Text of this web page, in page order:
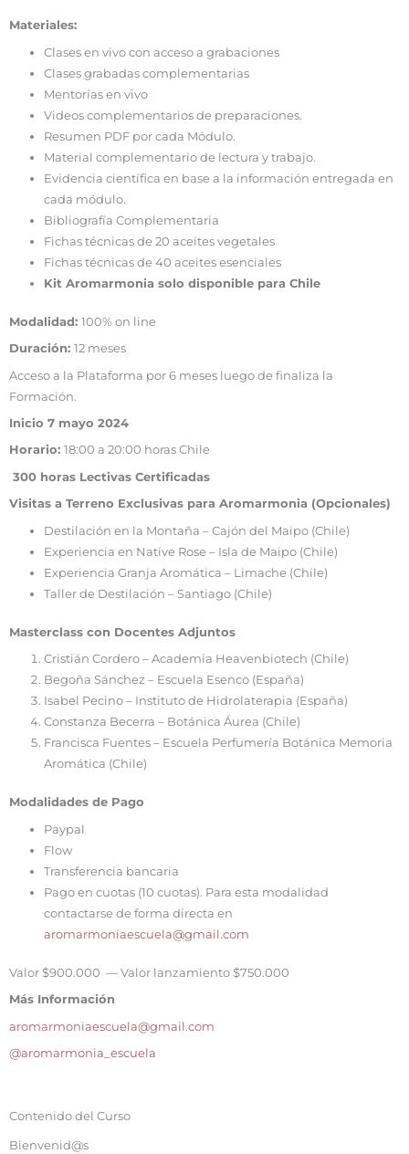
Materiales:
Clases en vivo con acceso a grabaciones
Clases grabadas complementarias
Mentorías en vivo
Videos complementarios de preparaciones.
Resumen PDF por cada Módulo.
Material complementario de lectura y trabajo.
Evidencia científica en base a la información entregada en
cada módulo.
Bibliografía Complementaria
Fichas técnicas de 20 aceites vegetales
Fichas técnicas de 40 aceites esenciales
Kit Aromarmonia solo disponible para Chile
Modalidad: 100% on line
Duración: 12 meses
Acceso a la Plataforma por 6 meses luego de finaliza la
Formación.
Inicio 7 mayo 2024
Horario: 18:00 a 20:00 horas Chile
300 horas Lectivas Certificadas
Visitas a Terreno Exclusivas para Aromarmonia (Opcionales)
Destilación en la Montaña – Cajón del Maipo (Chile)
Experiencia en Native Rose – Isla de Maipo (Chile)
Experiencia Granja Aromática – Limache (Chile)
Taller de Destilación – Santiago (Chile)
Masterclass con Docentes Adjuntos
Cristián Cordero – Academia Heavenbiotech (Chile)
Begoña Sánchez – Escuela Esenco (España)
Isabel Pecino – Instituto de Hidrolaterapia (España)
Constanza Becerra – Botánica Áurea (Chile)
Francisca Fuentes – Escuela Perfumería Botánica Memoria
Aromática (Chile)
Modalidades de Pago
Paypal
Flow
Transferencia bancaria
Pago en cuotas (10 cuotas). Para esta modalidad
contactarse de forma directa en
aromarmoniaescuela@gmail.com
Valor $900.000 — Valor lanzamiento $750.000
Más Información
aromarmoniaescuela@gmail.com
@aromarmonia_escuela
Contenido del Curso
Bienvenid@s